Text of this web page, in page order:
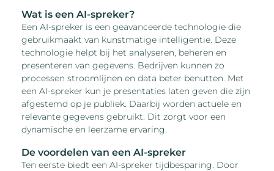
Wat is een AI-spreker?
Een AI-spreker is een geavanceerde technologie die
gebruikmaakt van kunstmatige intelligentie. Deze
technologie helpt bij het analyseren, beheren en
presenteren van gegevens. Bedrijven kunnen zo
processen stroomlijnen en data beter benutten. Met
een AI-spreker kun je presentaties laten geven die zijn
afgestemd op je publiek. Daarbij worden actuele en
relevante gegevens gebruikt. Dit zorgt voor een
dynamische en leerzame ervaring.
De voordelen van een AI-spreker
Ten eerste biedt een AI-spreker tijdbesparing. Door